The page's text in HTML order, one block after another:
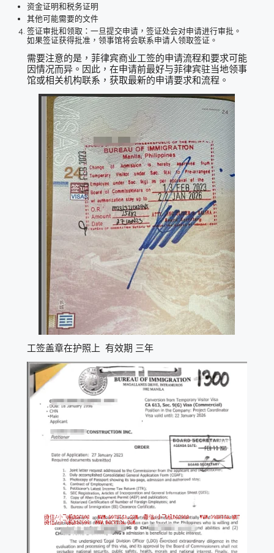
资金证明和税务证明
其他可能需要的文件
签证审批和领取：一旦提交申请，签证处会对申请进行审批。
如果签证获得批准，领事馆将会联系申请人领取签证。
需要注意的是，菲律宾商业工签的申请流程和要求可能
因情况而异。因此，在申请前最好与菲律宾驻当地领事
馆或相关机构联系，获取最新的申请要求和流程。
工签盖章在护照上 有效期 三年